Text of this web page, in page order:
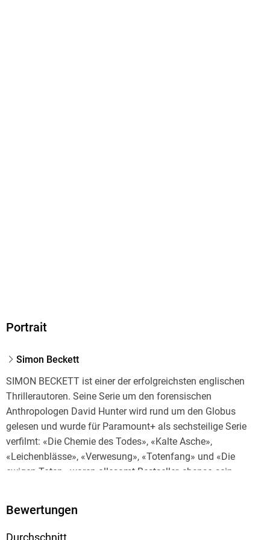
Portrait
Simon Beckett
SIMON BECKETT ist einer der erfolgreichsten englischen
Thrillerautoren. Seine Serie um den forensischen
Anthropologen David Hunter wird rund um den Globus
gelesen und wurde für Paramount+ als sechsteilige Serie
verfilmt: «Die Chemie des Todes», «Kalte Asche»,
«Leichenblässe», «Verwesung», «Totenfang» und «Die
ewigen Toten» waren allesamt Bestseller, ebenso sein
Polizisten Jonah Colley, stand mehrere Wochen auf Platz 1
der SPIEGEL-Bestsellerliste. Simon Beckett ist verheiratet
Bewertungen
Durchschnitt